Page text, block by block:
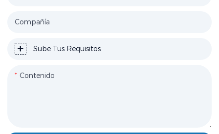
Compañía
Sube Tus Requisitos
Contenido